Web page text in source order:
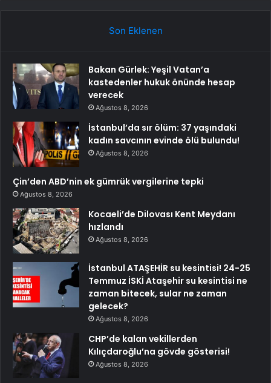
Son Eklenen
Bakan Gürlek: Yeşil Vatan’a
kastedenler hukuk önünde hesap
verecek
Ağustos 8, 2026
İstanbul’da sır ölüm: 37 yaşındaki
kadın savcının evinde ölü bulundu!
Ağustos 8, 2026
Çin’den ABD’nin ek gümrük vergilerine tepki
Ağustos 8, 2026
Kocaeli’de Dilovası Kent Meydanı
hızlandı
Ağustos 8, 2026
İstanbul ATAŞEHİR su kesintisi! 24-25
Temmuz İSKİ Ataşehir su kesintisi ne
zaman bitecek, sular ne zaman
gelecek?
Ağustos 8, 2026
CHP’de kalan vekillerden
Kılıçdaroğlu’na gövde gösterisi!
Ağustos 8, 2026